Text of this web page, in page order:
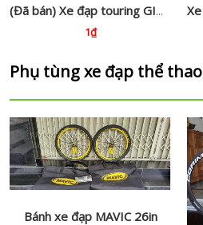
(Đã bán) Xe đạp touring GIOS (Ý)
1₫
Phụ tùng xe đạp thể thao
Bánh xe đạp MAVIC 26in